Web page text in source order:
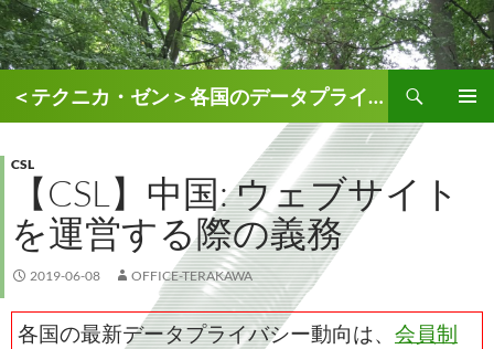
＜テクニカ・ゼン＞各国のデータプライバシー、AI関連情報
索
テ
へ
ス
キ
プ
CSL
【CSL】中国: ウェブサイト
を運営する際の義務
2019-06-08 OFFICE-TERAKAWA
各国の最新データプライバシー動向は、 会員制